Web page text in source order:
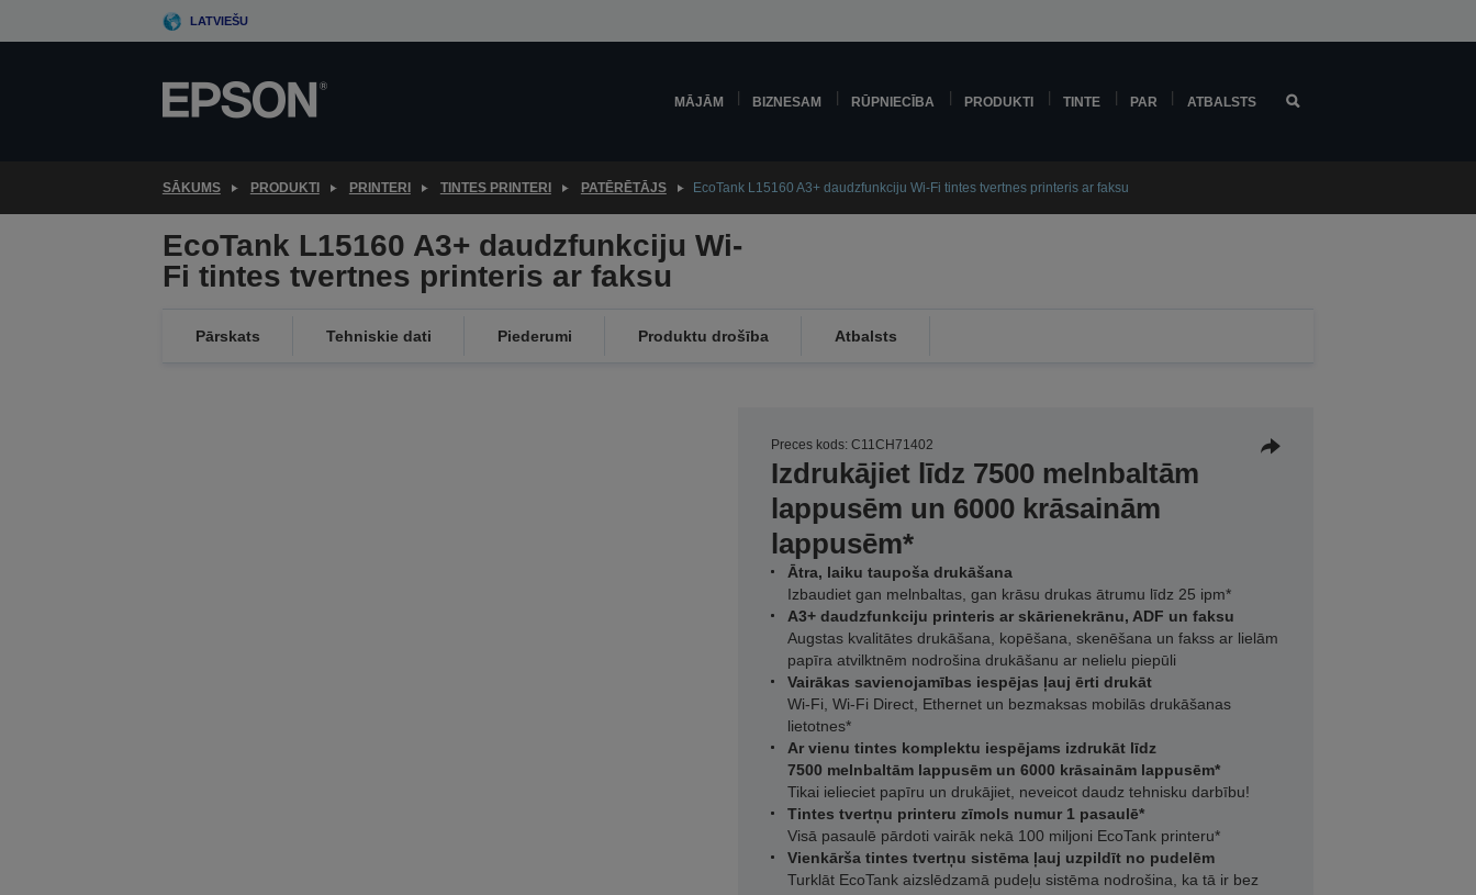
to
LATVIEŠU
MĀJĀM BIZNESAM RŪPNIECĪBA PRODUKTI TINTE PAR ATBALSTS
SĀKUMS PRODUKTI PRINTERI TINTES PRINTERI PATĒRĒTĀJS EcoTank L15160 A3+ daudzfunkciju Wi-Fi tintes tvertnes printeris ar faksu
EcoTank L15160 A3+ daudzfunkciju Wi-
Fi tintes tvertnes printeris ar faksu
Pārskats Tehniskie dati Piederumi Produktu drošība Atbalsts
Preces kods: C11CH71402
Izdrukājiet līdz 7500 melnbaltām
lappusēm un 6000 krāsainām
lappusēm*
Ātra, laiku taupoša drukāšana
Izbaudiet gan melnbaltas, gan krāsu drukas ātrumu līdz 25 ipm*
A3+ daudzfunkciju printeris ar skārienekrānu, ADF un faksu
Augstas kvalitātes drukāšana, kopēšana, skenēšana un fakss ar lielām
papīra atvilktnēm nodrošina drukāšanu ar nelielu piepūli
Vairākas savienojamības iespējas ļauj ērti drukāt
Wi-Fi, Wi-Fi Direct, Ethernet un bezmaksas mobilās drukāšanas
lietotnes*
Ar vienu tintes komplektu iespējams izdrukāt līdz
7500 melnbaltām lappusēm un 6000 krāsainām lappusēm*
Tikai ielieciet papīru un drukājiet, neveicot daudz tehnisku darbību!
Tintes tvertņu printeru zīmols numur 1 pasaulē*
Visā pasaulē pārdoti vairāk nekā 100 miljoni EcoTank printeru*
Vienkārša tintes tvertņu sistēma ļauj uzpildīt no pudelēm
Turklāt EcoTank aizslēdzamā pudeļu sistēma nodrošina, ka tā ir bez